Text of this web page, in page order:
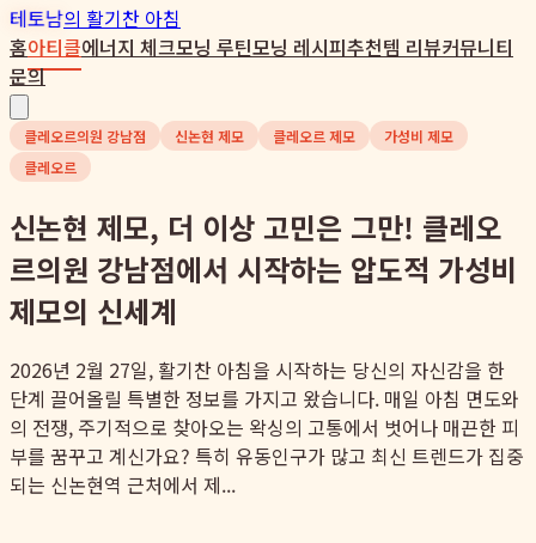
테토남의 활기찬 아침
홈아티클에너지 체크모닝 루틴모닝 레시피추천템 리뷰커뮤니티
문의
클레오르의원 강남점 신논현 제모 클레오르 제모
가성비 제모
클레오르
신논현 제모, 더 이상 고민은 그만! 클레오
르의원 강남점에서 시작하는 압도적 가성비
제모의 신세계
2026년 2월 27일, 활기찬 아침을 시작하는 당신의 자신감을 한
단계 끌어올릴 특별한 정보를 가지고 왔습니다. 매일 아침 면도와
의 전쟁, 주기적으로 찾아오는 왁싱의 고통에서 벗어나 매끈한 피
부를 꿈꾸고 계신가요? 특히 유동인구가 많고 최신 트렌드가 집중
되는 신논현역 근처에서 제...